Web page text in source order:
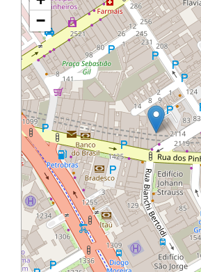
−